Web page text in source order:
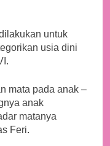
untuk
usia dini
mata pada anak –
anak
matanya
Feri.